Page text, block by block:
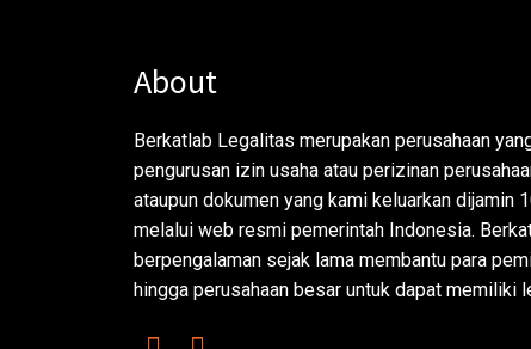
About
Berkatlab Legalitas merupakan perusahaan
pengurusan izin usaha atau perizinan
ataupun dokumen yang kami keluarkan dijamin
melalui web resmi pemerintah Indonesia.
berpengalaman sejak lama membantu para
hingga perusahaan besar untuk dapat memiliki